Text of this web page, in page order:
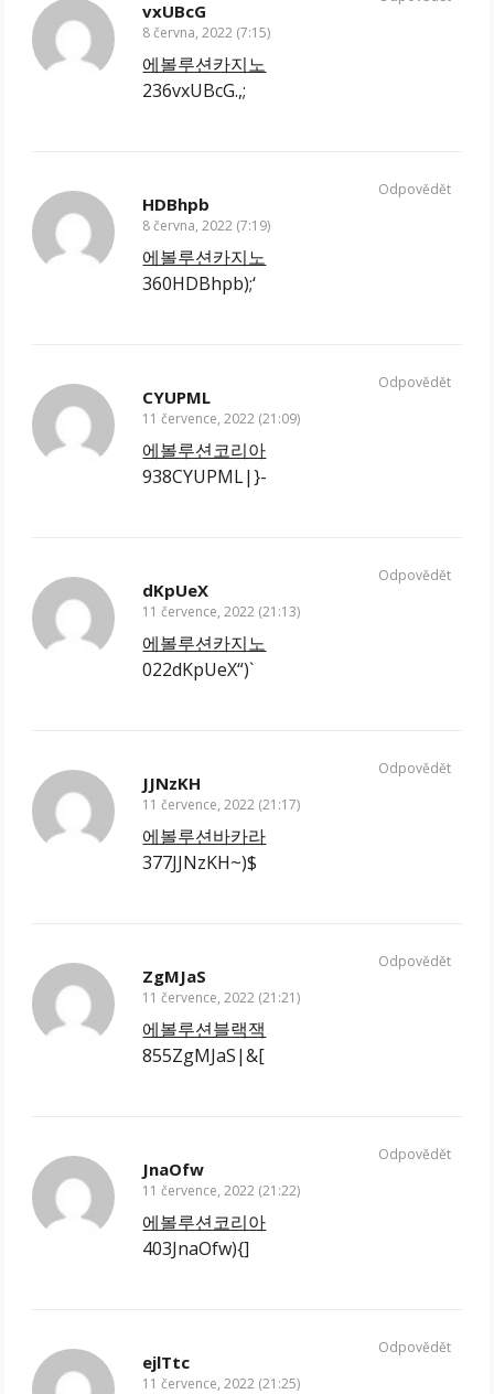
vxUBcG
8 června, 2022 (7:15)
에볼루션카지노
236vxUBcG.,;
HDBhpb
8 června, 2022 (7:19)
에볼루션카지노
360HDBhpb);‘
Odpovědět
CYUPML
11 července, 2022 (21:09)
에볼루션코리아
938CYUPML|}-
Odpovědět
dKpUeX
11 července, 2022 (21:13)
에볼루션카지노
022dKpUeX“)`
Odpovědět
JJNzKH
11 července, 2022 (21:17)
에볼루션바카라
377JJNzKH~)$
Odpovědět
ZgMJaS
11 července, 2022 (21:21)
에볼루션블랙잭
855ZgMJaS|&[
Odpovědět
JnaOfw
11 července, 2022 (21:22)
에볼루션코리아
403JnaOfw){]
Odpovědět
ejlTtc
11 července, 2022 (21:25)
Odpovědět